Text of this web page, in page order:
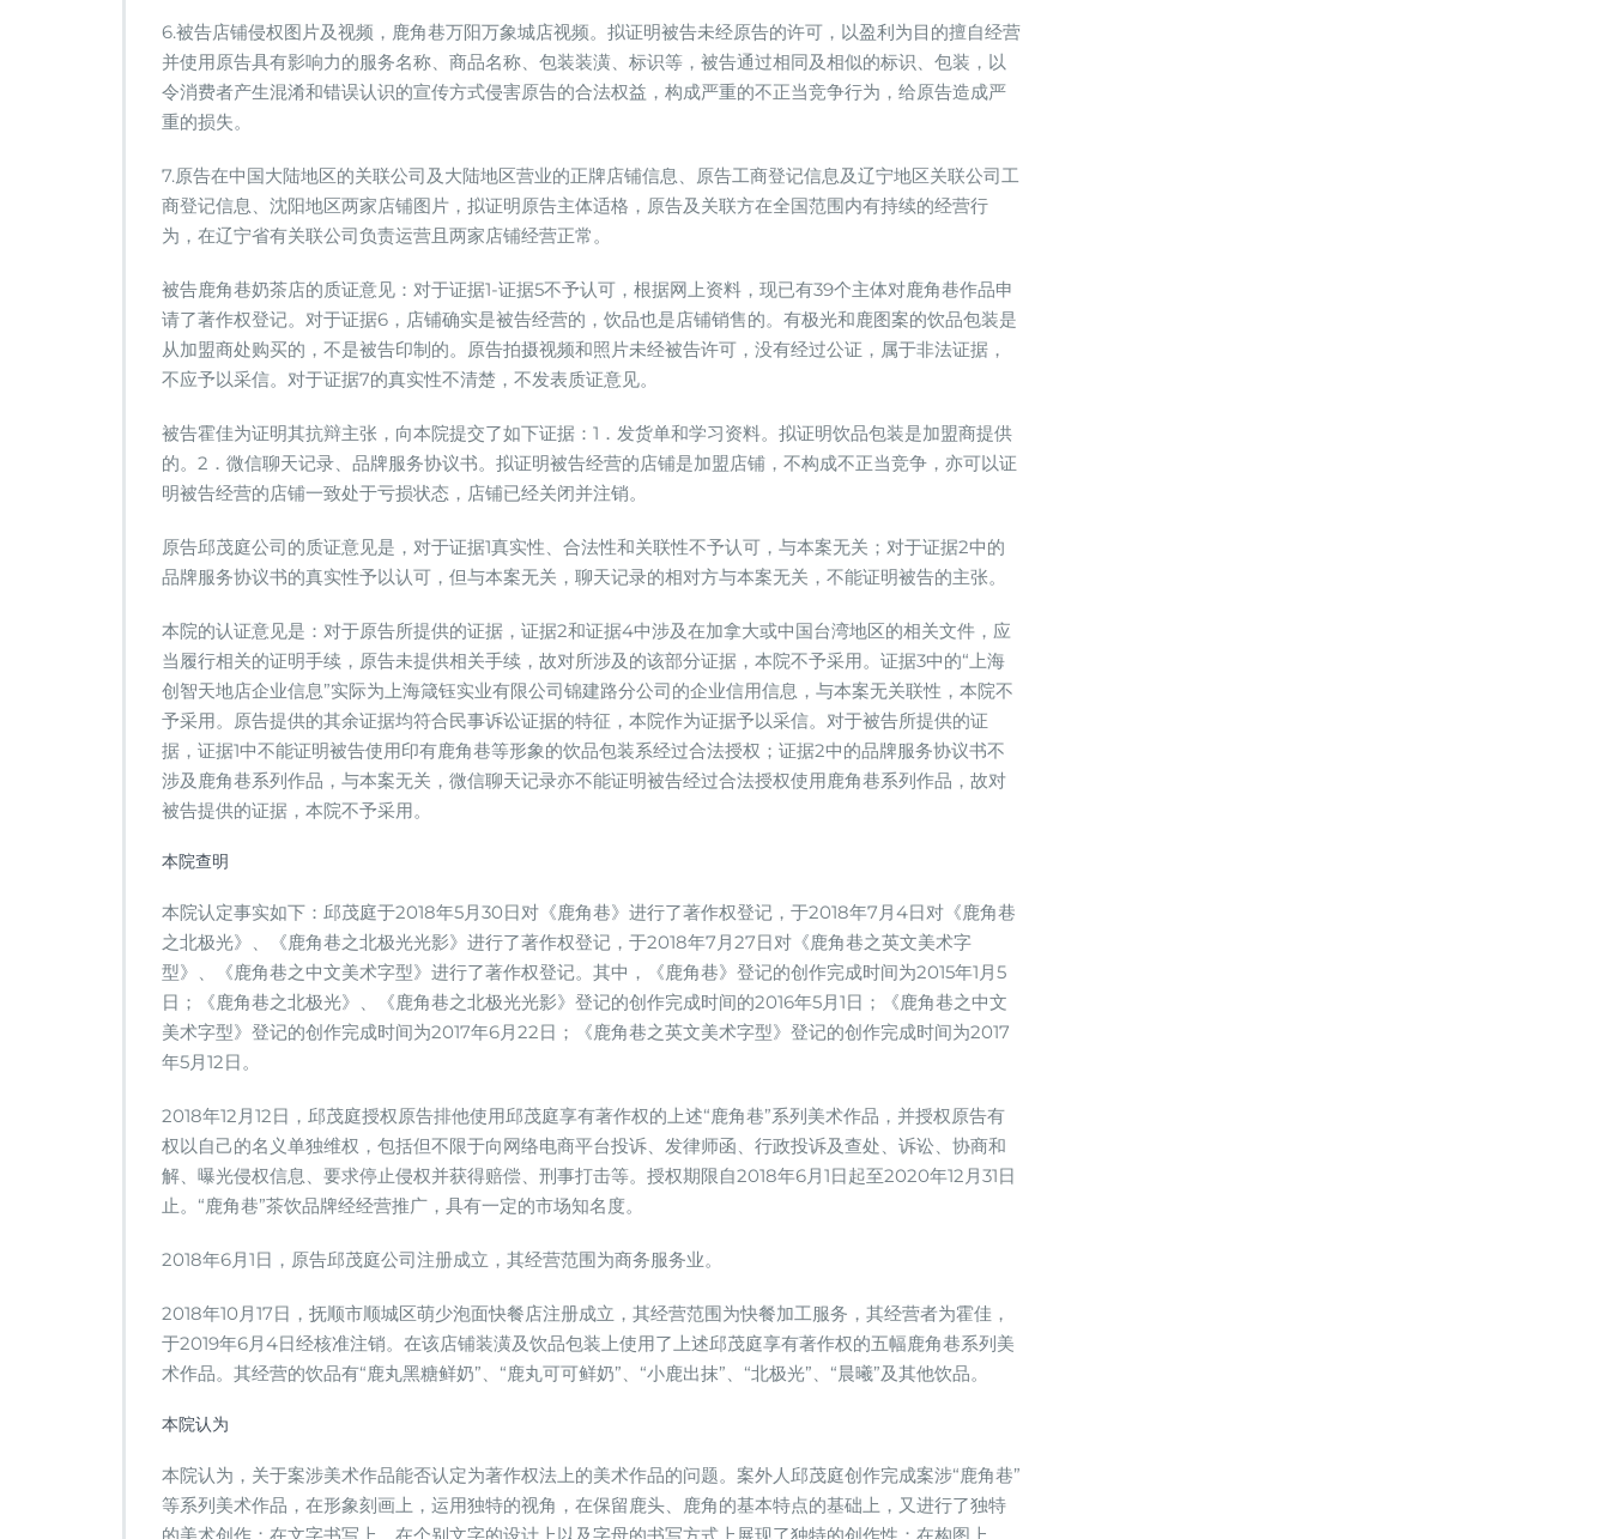
6.被告店铺侵权图片及视频，鹿角巷万阳万象城店视频。拟证明被告未经原告的许可，以盈利为目的擅自经营
并使用原告具有影响力的服务名称、商品名称、包装装潢、标识等，被告通过相同及相似的标识、包装，以
令消费者产生混淆和错误认识的宣传方式侵害原告的合法权益，构成严重的不正当竞争行为，给原告造成严
重的损失。
7.原告在中国大陆地区的关联公司及大陆地区营业的正牌店铺信息、原告工商登记信息及辽宁地区关联公司工
商登记信息、沈阳地区两家店铺图片，拟证明原告主体适格，原告及关联方在全国范围内有持续的经营行
为，在辽宁省有关联公司负责运营且两家店铺经营正常。
被告鹿角巷奶茶店的质证意见：对于证据1-证据5不予认可，根据网上资料，现已有39个主体对鹿角巷作品申
请了著作权登记。对于证据6，店铺确实是被告经营的，饮品也是店铺销售的。有极光和鹿图案的饮品包装是
从加盟商处购买的，不是被告印制的。原告拍摄视频和照片未经被告许可，没有经过公证，属于非法证据，
不应予以采信。对于证据7的真实性不清楚，不发表质证意见。
被告霍佳为证明其抗辩主张，向本院提交了如下证据：1．发货单和学习资料。拟证明饮品包装是加盟商提供
的。2．微信聊天记录、品牌服务协议书。拟证明被告经营的店铺是加盟店铺，不构成不正当竞争，亦可以证
明被告经营的店铺一致处于亏损状态，店铺已经关闭并注销。
原告邱茂庭公司的质证意见是，对于证据1真实性、合法性和关联性不予认可，与本案无关；对于证据2中的
品牌服务协议书的真实性予以认可，但与本案无关，聊天记录的相对方与本案无关，不能证明被告的主张。
本院的认证意见是：对于原告所提供的证据，证据2和证据4中涉及在加拿大或中国台湾地区的相关文件，应
当履行相关的证明手续，原告未提供相关手续，故对所涉及的该部分证据，本院不予采用。证据3中的“上海
创智天地店企业信息”实际为上海箴钰实业有限公司锦建路分公司的企业信用信息，与本案无关联性，本院不
予采用。原告提供的其余证据均符合民事诉讼证据的特征，本院作为证据予以采信。对于被告所提供的证
据，证据1中不能证明被告使用印有鹿角巷等形象的饮品包装系经过合法授权；证据2中的品牌服务协议书不
涉及鹿角巷系列作品，与本案无关，微信聊天记录亦不能证明被告经过合法授权使用鹿角巷系列作品，故对
被告提供的证据，本院不予采用。
本院查明
本院认定事实如下：邱茂庭于2018年5月30日对《鹿角巷》进行了著作权登记，于2018年7月4日对《鹿角巷
之北极光》、《鹿角巷之北极光光影》进行了著作权登记，于2018年7月27日对《鹿角巷之英文美术字
型》、《鹿角巷之中文美术字型》进行了著作权登记。其中，《鹿角巷》登记的创作完成时间为2015年1月5
日；《鹿角巷之北极光》、《鹿角巷之北极光光影》登记的创作完成时间的2016年5月1日；《鹿角巷之中文
美术字型》登记的创作完成时间为2017年6月22日；《鹿角巷之英文美术字型》登记的创作完成时间为2017
年5月12日。
2018年12月12日，邱茂庭授权原告排他使用邱茂庭享有著作权的上述“鹿角巷”系列美术作品，并授权原告有
权以自己的名义单独维权，包括但不限于向网络电商平台投诉、发律师函、行政投诉及查处、诉讼、协商和
解、曝光侵权信息、要求停止侵权并获得赔偿、刑事打击等。授权期限自2018年6月1日起至2020年12月31日
止。“鹿角巷”茶饮品牌经经营推广，具有一定的市场知名度。
2018年6月1日，原告邱茂庭公司注册成立，其经营范围为商务服务业。
2018年10月17日，抚顺市顺城区萌少泡面快餐店注册成立，其经营范围为快餐加工服务，其经营者为霍佳，
于2019年6月4日经核准注销。在该店铺装潢及饮品包装上使用了上述邱茂庭享有著作权的五幅鹿角巷系列美
术作品。其经营的饮品有“鹿丸黑糖鲜奶”、“鹿丸可可鲜奶”、“小鹿出抹”、“北极光”、“晨曦”及其他饮品。
本院认为
本院认为，关于案涉美术作品能否认定为著作权法上的美术作品的问题。案外人邱茂庭创作完成案涉“鹿角巷”
等系列美术作品，在形象刻画上，运用独特的视角，在保留鹿头、鹿角的基本特点的基础上，又进行了独特